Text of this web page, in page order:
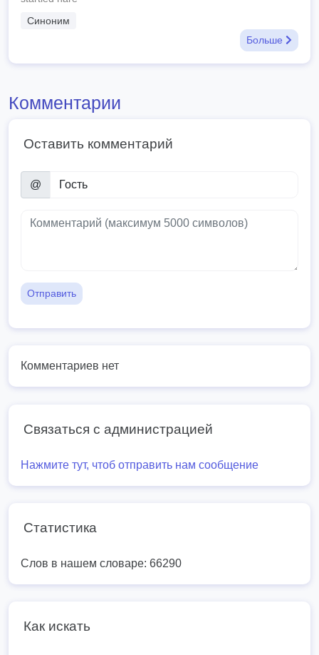
Синоним
Больше
Комментарии
Оставить комментарий
@
Отправить
Комментариев нет
Связаться с администрацией
Нажмите тут, чтоб отправить нам сообщение
Статистика
Слов в нашем словаре: 66290
Как искать